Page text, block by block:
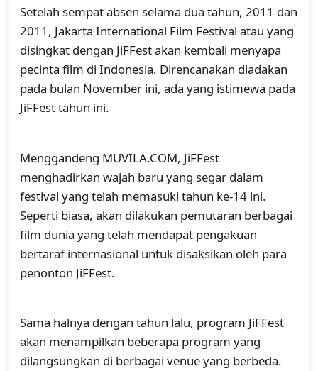
Setelah sempat absen selama dua tahun, 2011 dan
2011, Jakarta International Film Festival atau yang
disingkat dengan JiFFest akan kembali menyapa
pecinta film di Indonesia. Direncanakan diadakan
pada bulan November ini, ada yang istimewa pada
JiFFest tahun ini.
Menggandeng MUVILA.COM, JiFFest
menghadirkan wajah baru yang segar dalam
festival yang telah memasuki tahun ke-14 ini.
Seperti biasa, akan dilakukan pemutaran berbagai
film dunia yang telah mendapat pengakuan
bertaraf internasional untuk disaksikan oleh para
penonton JiFFest.
Sama halnya dengan tahun lalu, program JiFFest
akan menampilkan beberapa program yang
dilangsungkan di berbagai venue yang berbeda.